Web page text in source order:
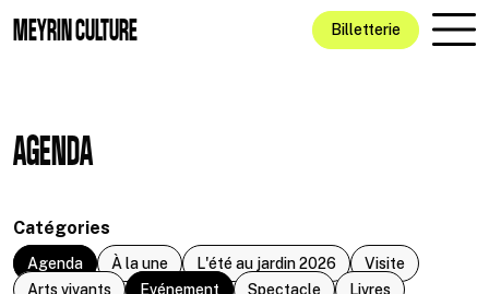
MEYRIN CULTURE Billetterie
AGENDA
Catégories
Agenda À la une L'été au jardin 2026
Visite
Arts vivants
Evénement Spectacle
Livres